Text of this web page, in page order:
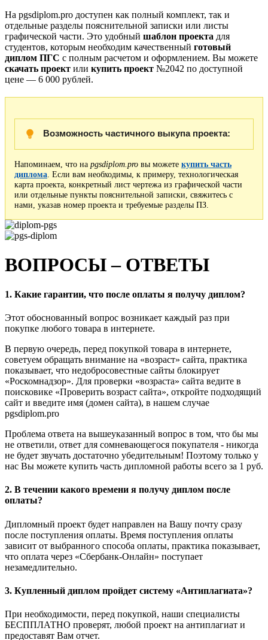
На pgsdiplom.pro доступен как полный комплект, так и
отдельные разделы пояснительной записки или листы
графической части. Это удобный шаблон проекта для
студентов, которым необходим качественный готовый
диплом ПГС с полным расчетом и оформлением. Вы можете
скачать проект или купить проект №2042 по доступной
цене — 6 000 рублей.
Возможность частичного выкупа проекта:
Напоминаем, что на pgsdiplom.pro вы можете купить часть
диплома . Если вам необходимы, к примеру, технологическая
карта проекта, конкретный лист чертежа из графической части
или отдельные пункты пояснительной записки, свяжитесь с
нами, указав номер проекта и требуемые разделы ПЗ.
ВОПРОСЫ – ОТВЕТЫ
1. Какие гарантии, что после оплаты я получу диплом?
Этот обоснованный вопрос возникает каждый раз при
покупке любого товара в интернете.
В первую очередь, перед покупкой товара в интернете,
советуем обращать внимание на «возраст» сайта, практика
показывает, что недобросовестные сайты блокирует
«Роскомнадзор». Для проверки «возраста» сайта ведите в
поисковике «Проверить возраст сайта», откройте подходящий
сайт и введите имя (домен сайта), в нашем случае
pgsdiplom.pro
Проблема ответа на вышеуказанный вопрос в том, что бы мы
не ответили, ответ для сомневающегося покупателя - никогда
не будет звучать достаточно убедительным! Поэтому только у
нас Вы можете купить часть дипломной работы всего за 1 руб.
2. В течении какого времени я получу диплом после
оплаты?
Дипломный проект будет направлен на Вашу почту сразу
после поступления оплаты. Время поступления оплаты
зависит от выбранного способа оплаты, практика показывает,
что оплата через «Сбербанк-Онлайн» поступает
незамедлительно.
3. Купленный диплом пройдет систему «Антиплагиата»?
При необходимости, перед покупкой, наши специалисты
БЕСППЛАТНО проверят, любой проект на антиплагиат и
предоставят Вам отчет.